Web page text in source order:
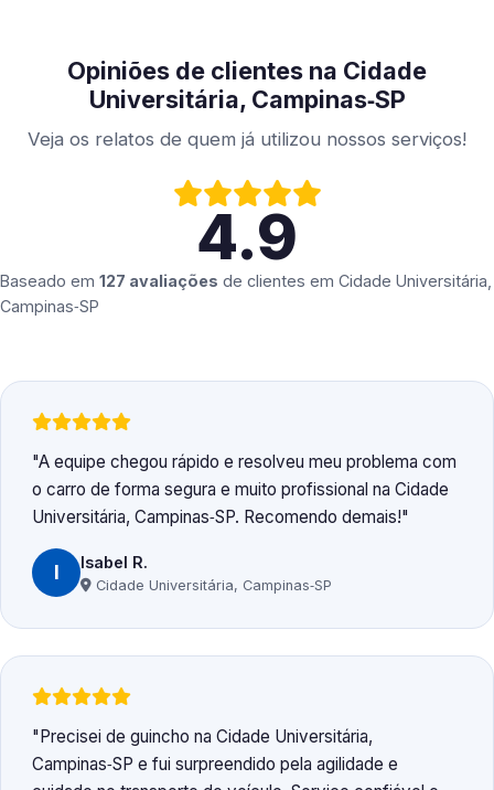
Opiniões de clientes na Cidade
Universitária, Campinas‑SP
Veja os relatos de quem já utilizou nossos serviços!
4.9
Baseado em 127 avaliações de clientes em Cidade Universitária,
Campinas‑SP
A equipe chegou rápido e resolveu meu problema com
o carro de forma segura e muito profissional na Cidade
Universitária, Campinas‑SP. Recomendo demais!
I Isabel R.
Cidade Universitária, Campinas‑SP
Precisei de guincho na Cidade Universitária,
Campinas‑SP e fui surpreendido pela agilidade e